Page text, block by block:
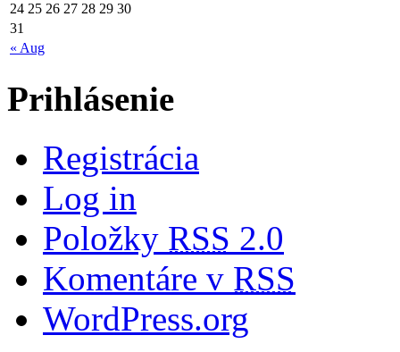
« Aug
24 25 26 27 28 29 30
31
Prihlásenie
Registrácia
Log in
Položky RSS 2.0
Komentáre v RSS
WordPress.org